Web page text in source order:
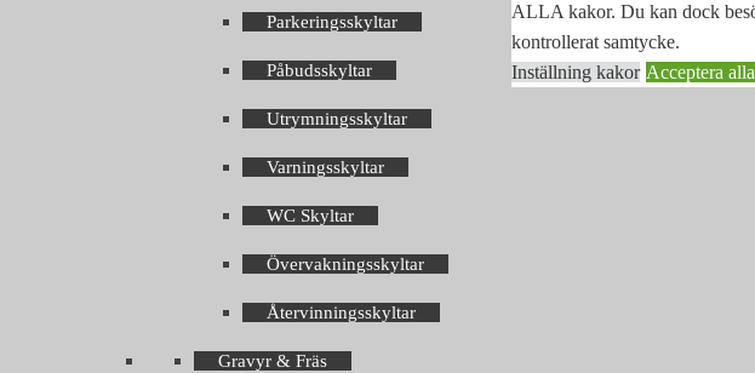
Parkeringsskyltar
Påbudsskyltar
Utrymningsskyltar
Varningsskyltar
WC Skyltar
Övervakningsskyltar
Återvinningsskyltar
Gravyr & Fräs
ALLA kakor. Du kan dock
kontrollerat samtycke.
Inställning kakor Acceptera alla